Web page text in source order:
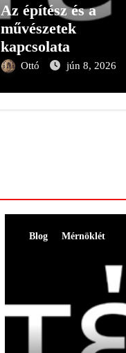
Az építész és a
művészetek
kapcsolata
Ottó jún 8, 2026
Blog Mérnöklét